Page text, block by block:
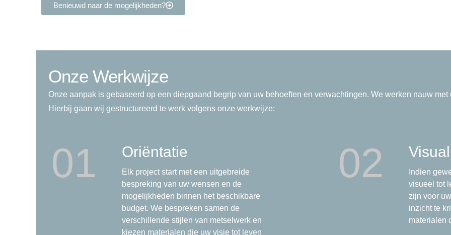
Benieuwd naar de mogelijkheden?
Onze Werkwijze
Onze aanpak is gebaseerd op een diepgaand begrip van uw behoeften en verwachtingen. We werken nauw
Hierbij gaan wij gestructureerd te werk volgens onze werkwijze:
01 Oriëntatie
Elk project start met een uitgebreide
bespreking van uw wensen en de
mogelijkheden binnen het beschikbare
budget. We bespreken samen de
verschillende stijlen van metselwerk en
kiezen materialen die uw visie tot leven
02
Indien
visueel tot
zijn voor
inzicht te
materialen